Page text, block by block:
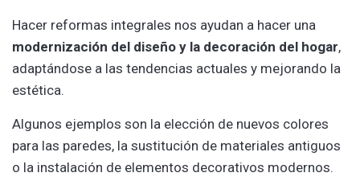
Hacer reformas integrales nos ayudan a hacer una
modernización del diseño y la decoración del hogar,
adaptándose a las tendencias actuales y mejorando la
estética.
Algunos ejemplos son la elección de nuevos colores
para las paredes, la sustitución de materiales antiguos
o la instalación de elementos decorativos modernos.